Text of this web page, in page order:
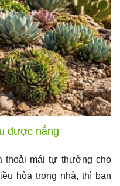
được nắng
thoải mái tự thưởng cho
hòa trong nhà, thì ban